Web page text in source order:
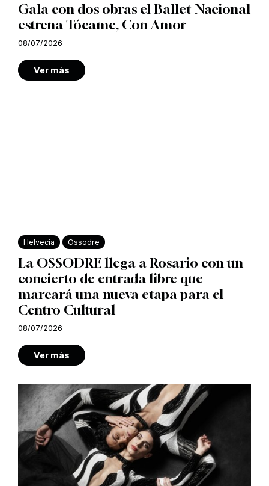
Gala con dos obras el Ballet Nacional
estrena Tócame, Con Amor
08/07/2026
Ver más
Helvecia Ossodre
La OSSODRE llega a Rosario con un
concierto de entrada libre que
marcará una nueva etapa para el
Centro Cultural
08/07/2026
Ver más